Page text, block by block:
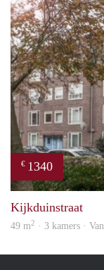
€ 1340
Kijkduinstraat
49 m2 · 3 kamers ·